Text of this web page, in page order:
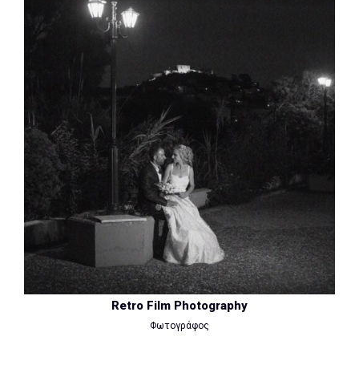
Retro Film Photography
Φωτογράφος